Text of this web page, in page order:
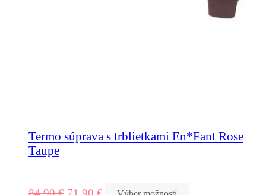
Termo súprava s trblietkami En*Fant Rose
Taupe